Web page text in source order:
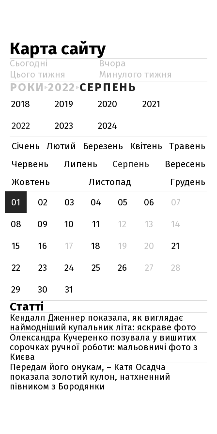
Карта сайту
Сьогодні
Вчора
Цього тижня
Минулого тижня
РОКИ 2022 СЕРПЕНЬ
2018 2019 2020
2021
2022
2023
2024
Січень
Лютий Березень Квітень
Травень
Червень
Липень Серпень
Вересень
Жовтень
Листопад
Грудень
01
02 03 04 05 06
07
08
09 10 11 12 13
14
15
16 17 18 19 20
21
22
23 24 25 26 27
28
29
30 31
Статті
Кендалл Дженнер показала, як виглядає
наймодніший купальник літа: яскраве фото
Олександра Кучеренко позувала у вишитих
сорочках ручної роботи: мальовничі фото з
Києва
Передам його онукам, – Катя Осадча
показала золотий кулон, натхненний
півником з Бородянки